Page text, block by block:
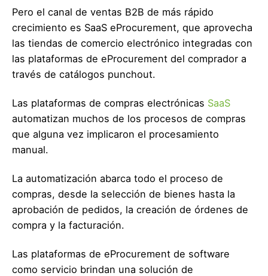
Pero el canal de ventas B2B de más rápido
crecimiento es SaaS eProcurement, que aprovecha
las tiendas de comercio electrónico integradas con
las plataformas de eProcurement del comprador a
través de catálogos punchout.
Las plataformas de compras electrónicas SaaS
automatizan muchos de los procesos de compras
que alguna vez implicaron el procesamiento
manual.
La automatización abarca todo el proceso de
compras, desde la selección de bienes hasta la
aprobación de pedidos, la creación de órdenes de
compra y la facturación.
Las plataformas de eProcurement de software
como servicio brindan una solución de